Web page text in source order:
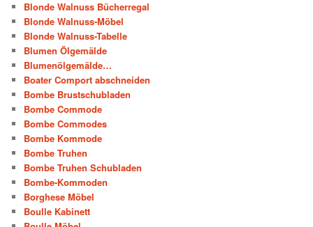
Blonde Walnuss Bücherregal
Blonde Walnuss-Möbel
Blonde Walnuss-Tabelle
Blumen Ölgemälde
Blumenölgemälde…
Boater Comport abschneiden
Bombe Brustschubladen
Bombe Commode
Bombe Commodes
Bombe Kommode
Bombe Truhen
Bombe Truhen Schubladen
Bombe-Kommoden
Borghese Möbel
Boulle Kabinett